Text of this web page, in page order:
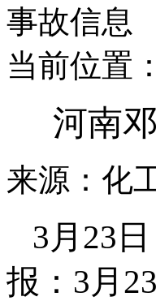
事故信息
当前位置：
河南
来源：化
3月23
报：3月